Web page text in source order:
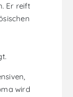
Er reift
wird